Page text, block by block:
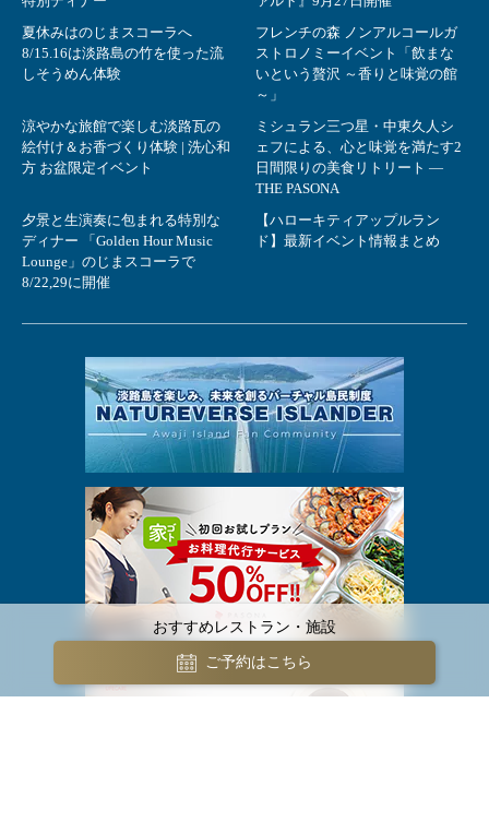
夏休みはのじまスコーラへ
8/15.16は淡路島の竹を使った流
しそうめん体験
フレンチの森 ノンアルコールガ
ストロノミーイベント「飲まな
いという贅沢 ～香りと味覚の館
～」
涼やかな旅館で楽しむ淡路瓦の
絵付け＆お香づくり体験 | 洗心和
方 お盆限定イベント
ミシュラン三つ星・中東久人シ
ェフによる、心と味覚を満たす2
日間限りの美食リトリート ―
THE PASONA
夕景と生演奏に包まれる特別な
ディナー 「Golden Hour Music
Lounge」のじまスコーラで
8/22,29に開催
【ハローキティアップルラン
ド】最新イベント情報まとめ
おすすめレストラン・施設
ご予約はこちら